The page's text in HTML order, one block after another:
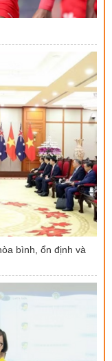
bình, ổn định và